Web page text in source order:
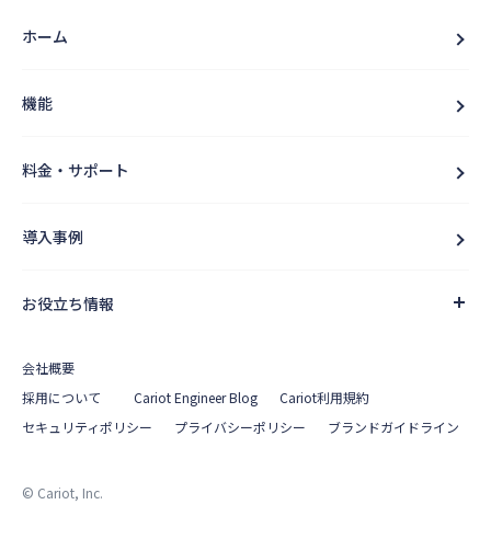
ホーム
機能
料金・サポート
導入事例
お役立ち情報
会社概要
採用について
Cariot Engineer Blog
Cariot利用規約
セキュリティポリシー
プライバシーポリシー ブランドガイドライン
© Cariot, Inc.